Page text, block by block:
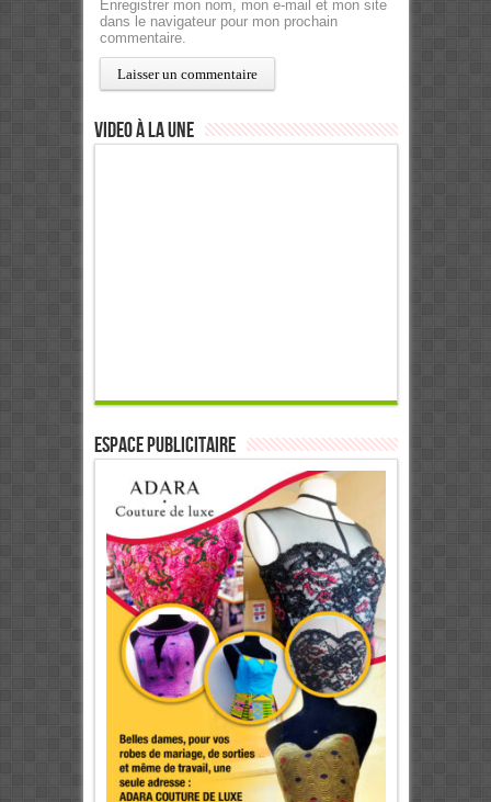
Enregistrer mon nom, mon e-mail et mon site
dans le navigateur pour mon prochain
commentaire.
Video à la Une
ESPACE PUBLICITAIRE